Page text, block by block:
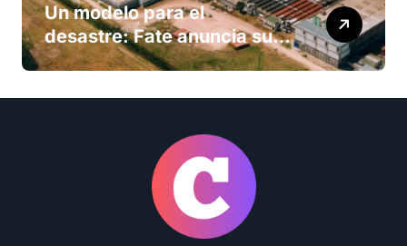
Un modelo para el
desastre: Fate anuncia su
cierre definitivo y despide a